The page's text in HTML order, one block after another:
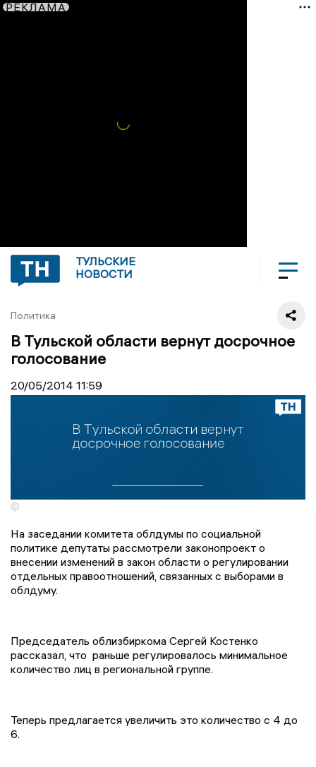
РЕКЛАМА
ТУЛЬСКИЕ
НОВОСТИ
Политика
В Тульской области вернут досрочное
голосование
20/05/2014 11:59
©
На заседании комитета облдумы по социальной
политике депутаты рассмотрели законопроект о
внесении изменений в закон области о регулировании
отдельных правоотношений, связанных с выборами в
облдуму.
Председатель облизбиркома Сергей Костенко
рассказал, что раньше регулировалось минимальное
количество лиц в региональной группе.
Теперь предлагается увеличить это количество с 4 до
6.